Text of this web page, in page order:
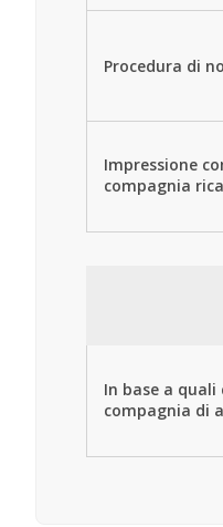
Procedura di
Impressione
compagnia
In base a
compagnia di